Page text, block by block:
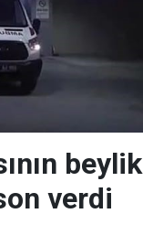
beylik
verdi